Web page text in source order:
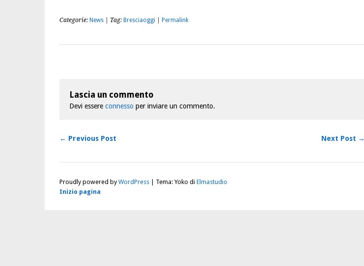
Categorie: News | Tag: Bresciaoggi Permalink
Lascia un commento
Devi essere connesso per inviare un commento.
← Previous Post Next Post →
Proudly powered by WordPress Tema: Yoko di Elmastudio
Inizio pagina